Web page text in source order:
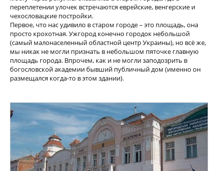
переплетении улочек встречаются еврейские, венгерские и
чехословацкие постройки.
Первое, что нас удивило в старом городе – это площадь, она
просто крохотная. Ужгород конечно городок небольшой
(самый малонаселенный областной центр Украины), но всё же,
мы никак не могли признать в небольшом пяточке главную
площадь города. Впрочем, как и не могли заподозрить в
богословской академии бывший публичный дом (именно он
размещался когда-то в этом здании).